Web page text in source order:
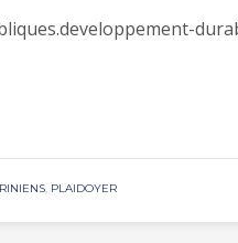
, PLAIDOYER